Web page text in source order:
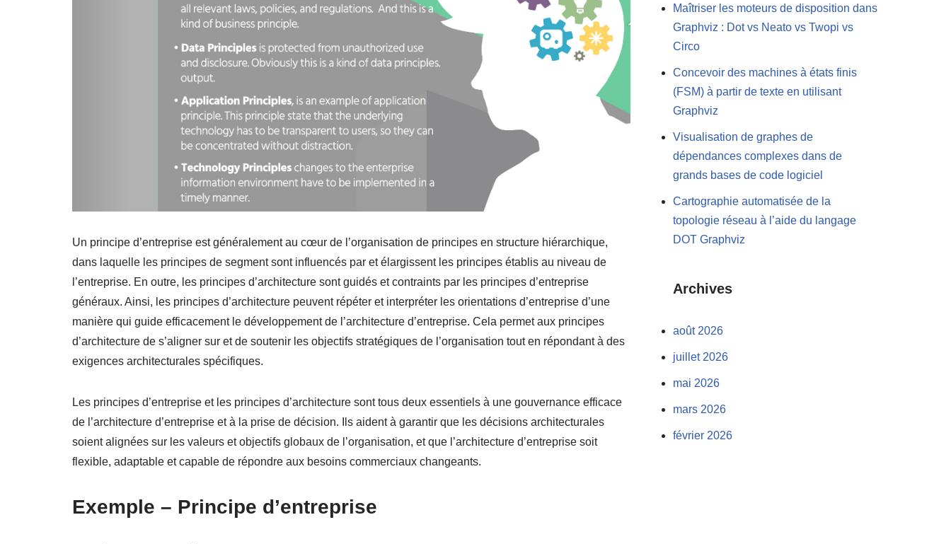
Un principe d’entreprise est généralement au cœur de l’organisation de principes en structure hiérarchique,
dans laquelle les principes de segment sont influencés par et élargissent les principes établis au niveau de
l’entreprise. En outre, les principes d’architecture sont guidés et contraints par les principes d’entreprise
généraux. Ainsi, les principes d’architecture peuvent répéter et interpréter les orientations d’entreprise d’une
manière qui guide efficacement le développement de l’architecture d’entreprise. Cela permet aux principes
d’architecture de s’aligner sur et de soutenir les objectifs stratégiques de l’organisation tout en répondant à des
exigences architecturales spécifiques.
Les principes d’entreprise et les principes d’architecture sont tous deux essentiels à une gouvernance efficace
de l’architecture d’entreprise et à la prise de décision. Ils aident à garantir que les décisions architecturales
soient alignées sur les valeurs et objectifs globaux de l’organisation, et que l’architecture d’entreprise soit
flexible, adaptable et capable de répondre aux besoins commerciaux changeants.
Exemple – Principe d’entreprise
Maîtriser les moteurs de disposition dans
Graphviz : Dot vs Neato vs Twopi vs
Circo
Concevoir des machines à états finis
(FSM) à partir de texte en utilisant
Graphviz
Visualisation de graphes de
dépendances complexes dans de
grands bases de code logiciel
Cartographie automatisée de la
topologie réseau à l’aide du langage
DOT Graphviz
Archives
août 2026
juillet 2026
mai 2026
mars 2026
février 2026